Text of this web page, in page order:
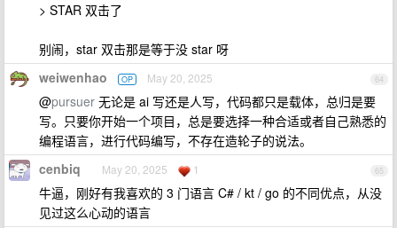
> STAR 双击了
别闹，star 双击那是等于没 star 呀
64
weiwenhao OP May 20, 2025
@pursuer 无论是 ai 写还是人写，代码都只是载体，总归是要
写。只要你开始一个项目，总是要选择一种合适或者自己熟悉的
编程语言，进行代码编写，不存在造轮子的说法。
65
cenbiq May 20, 2025 1
牛逼，刚好有我喜欢的 3 门语言 C# / kt / go 的不同优点，从没
见过这么心动的语言